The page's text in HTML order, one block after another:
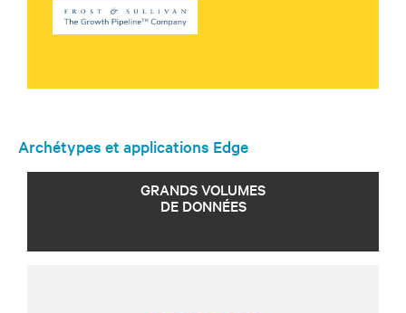
Archétypes et applications Edge
GRANDS VOLUMES
DE DONNÉES